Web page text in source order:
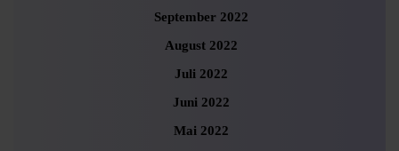
September 2022
August 2022
Juli 2022
Juni 2022
Mai 2022